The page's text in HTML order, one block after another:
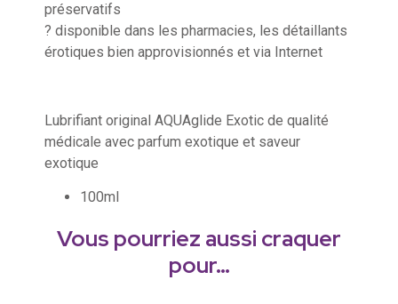
préservatifs
? disponible dans les pharmacies, les détaillants
érotiques bien approvisionnés et via Internet
Lubrifiant original AQUAglide Exotic de qualité
médicale avec parfum exotique et saveur
exotique
100ml
Vous pourriez aussi craquer
pour…